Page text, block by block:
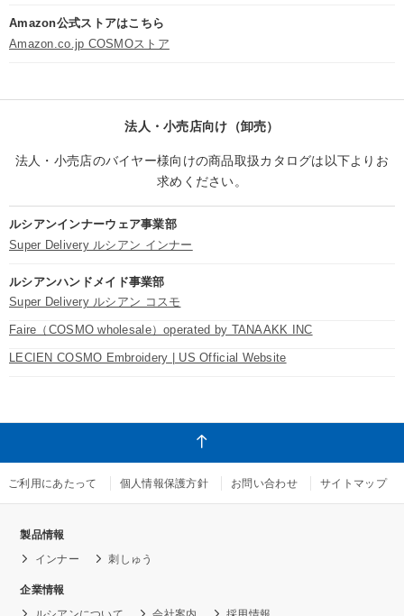
Amazon公式ストアはこちら
Amazon.co.jp COSMOストア
法人・小売店向け（卸売）
法人・小売店のバイヤー様向けの商品取扱カタログは以下よりお
求めください。
ルシアンインナーウェア事業部
Super Delivery ルシアン インナー
ルシアンハンドメイド事業部
Super Delivery ルシアン コスモ
Faire（COSMO wholesale）operated by TANAAKK INC
LECIEN COSMO Embroidery | US Official Website
ご利用にあたって 個人情報保護方針 お問い合わせ サイトマップ
製品情報
インナー
刺しゅう
企業情報